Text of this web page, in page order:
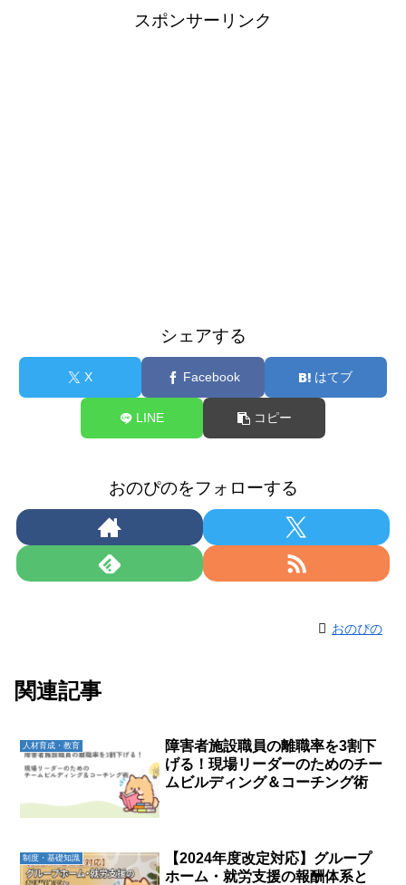
スポンサーリンク
シェアする
X Facebook はてブ
LINE コピー
おのぴのをフォローする
おのぴの
関連記事
人材育成・教育
障害者施設職員の離職率を3割下
げる！現場リーダーのためのチー
ムビルディング＆コーチング術
制度・基礎知識
【2024年度改定対応】グループ
ホーム・就労支援の報酬体系と